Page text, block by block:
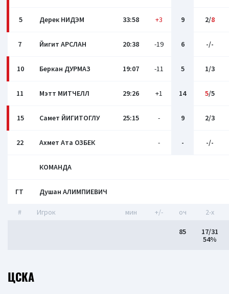
5 Дерек НИДЭМ 33:58 +3 9 2/8
7 Йигит АРСЛАН 20:38 -19 6 -/-
10 Беркан ДУРМАЗ 19:07 -11 5 1/3
11 Мэтт МИТЧЕЛЛ 29:26 +1 14 5/5
15 Самет ЙИГИТОГЛУ 25:15 - 9 2/3
22 Ахмет Ата ОЗБЕК - - -/-
КОМАНДА
ГТ Душан АЛИМПИЕВИЧ
# Игрок мин +/- оч 2-x
85
17/31
54%
ЦСКА